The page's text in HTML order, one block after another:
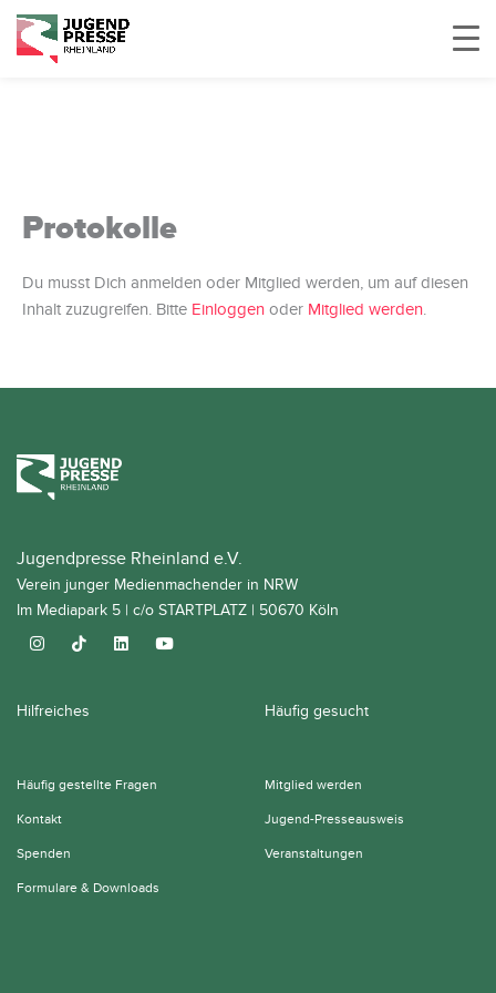
Protokolle
Du musst Dich anmelden oder Mitglied werden, um auf diesen
Inhalt zuzugreifen. Bitte Einloggen oder Mitglied werden.
Jugendpresse Rheinland e.V.
Verein junger Medienmachender in NRW
Im Mediapark 5 | c/o STARTPLATZ | 50670 Köln
Hilfreiches
Häufig gestellte Fragen
Kontakt
Spenden
Formulare & Downloads
Häufig gesucht
Mitglied werden
Jugend-Presseausweis
Veranstaltungen